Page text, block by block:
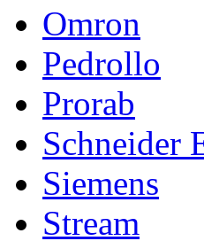
Omron
Pedrollo
Prorab
Schneider
Siemens
Stream